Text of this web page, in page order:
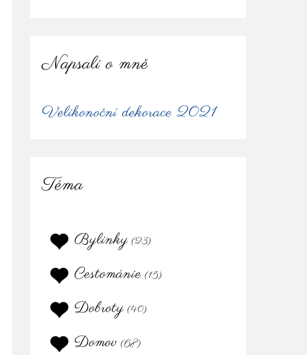
Napsali o mně
Velikonoční dekorace 2021
Téma
Bylinky (23)
Cestománie (15)
Dobroty (40)
Domov (68)